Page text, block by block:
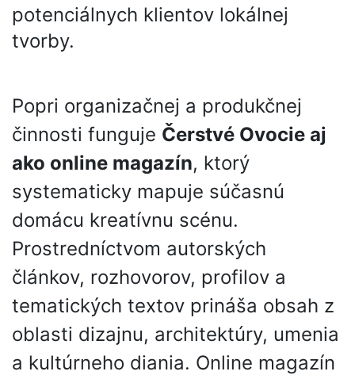
potenciálnych klientov lokálnej
tvorby.
Popri organizačnej a produkčnej
činnosti funguje Čerstvé Ovocie aj
ako online magazín, ktorý
systematicky mapuje súčasnú
domácu kreatívnu scénu.
Prostredníctvom autorských
článkov, rozhovorov, profilov a
tematických textov prináša obsah z
oblasti dizajnu, architektúry, umenia
a kultúrneho diania. Online magazín